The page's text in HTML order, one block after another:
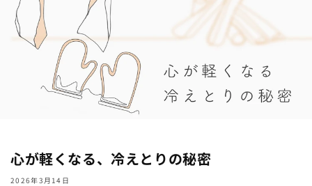
心が軽くなる、冷えとりの秘密
2026年3月14日